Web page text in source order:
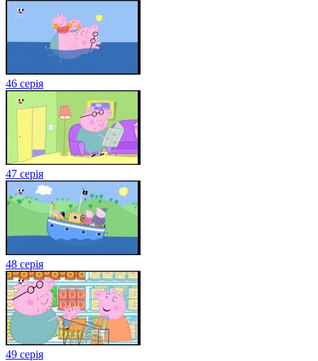
46 серія
47 серія
48 серія
49 серія